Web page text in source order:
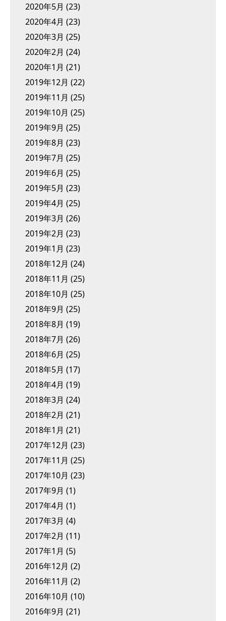
2020年5月 (23)
2020年4月 (23)
2020年3月 (25)
2020年2月 (24)
2020年1月 (21)
2019年12月 (22)
2019年11月 (25)
2019年10月 (25)
2019年9月 (25)
2019年8月 (23)
2019年7月 (25)
2019年6月 (25)
2019年5月 (23)
2019年4月 (25)
2019年3月 (26)
2019年2月 (23)
2019年1月 (23)
2018年12月 (24)
2018年11月 (25)
2018年10月 (25)
2018年9月 (25)
2018年8月 (19)
2018年7月 (26)
2018年6月 (25)
2018年5月 (17)
2018年4月 (19)
2018年3月 (24)
2018年2月 (21)
2018年1月 (21)
2017年12月 (23)
2017年11月 (25)
2017年10月 (23)
2017年9月 (1)
2017年4月 (1)
2017年3月 (4)
2017年2月 (11)
2017年1月 (5)
2016年12月 (2)
2016年11月 (2)
2016年10月 (10)
2016年9月 (21)